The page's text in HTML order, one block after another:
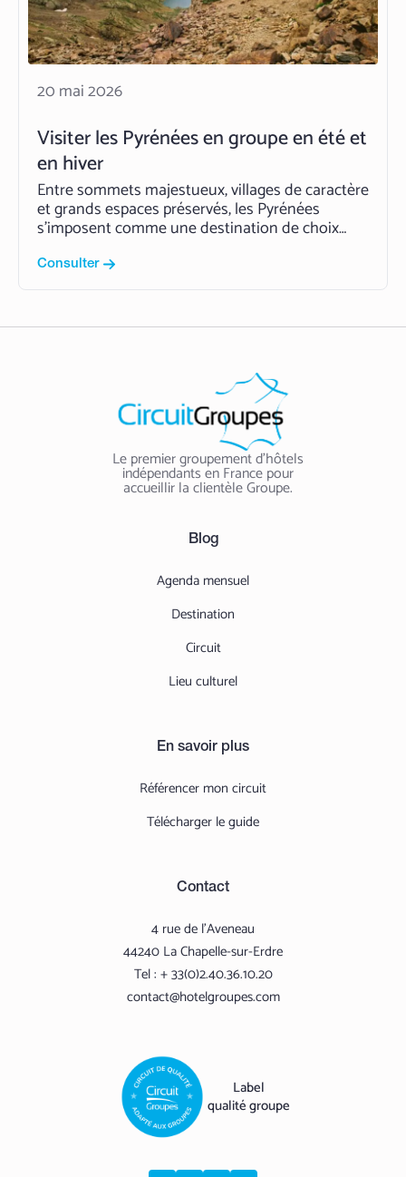
20 mai 2026
Visiter les Pyrénées en groupe en été et
en hiver
Entre sommets majestueux, villages de caractère
et grands espaces préservés, les Pyrénées
s’imposent comme une destination de choix
pyrénéenne séduit par la richesse de ses
paysages, son authenticité et la variété des
jusqu’aux Pyrénées catalanes,…Read More
Consulter
Le premier groupement d'hôtels
indépendants en France pour
accueillir la clientèle Groupe.
Blog
Agenda mensuel
Destination
Circuit
Lieu culturel
En savoir plus
Référencer mon circuit
Télécharger le guide
Contact
4 rue de l'Aveneau
44240 La Chapelle-sur-Erdre
Tel : + 33(0)2.40.36.10.20
contact@hotelgroupes.com
Label
qualité groupe